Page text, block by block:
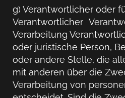
g) Verantwortlicher oder
Verantwortlicher
Verarbeitung
oder juristische Person,
oder andere Stelle, die
mit anderen über die
Verarbeitung von